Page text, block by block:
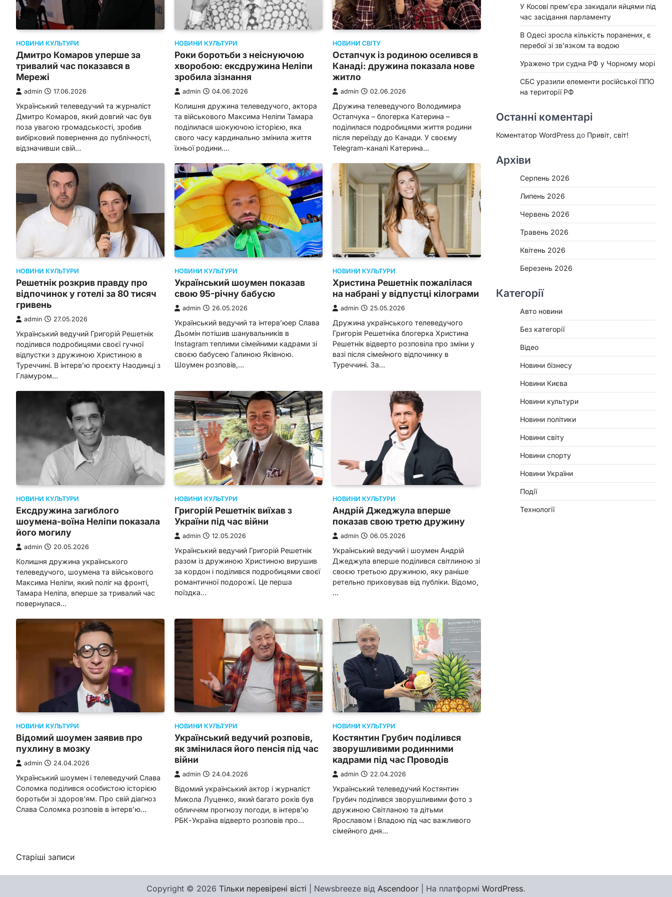
НОВИНИ КУЛЬТУРИ
Дмитро Комаров уперше за
тривалий час показався в
Мережі
admin 17.06.2026
Український телеведучий та журналіст
Дмитро Комаров, який довгий час був
поза увагою громадськості, зробив
вибірковий повернення до публічності,
відзначивши свій…
НОВИНИ КУЛЬТУРИ
Роки боротьби з неіснуючою
хворобою: ексдружина Неліпи
зробила зізнання
admin 04.06.2026
Колишня дружина телеведучого, актора
та військового Максима Неліпи Тамара
поділилася шокуючою історією, яка
свого часу кардинально змінила життя
їхньої родини.…
НОВИНИ СВІТУ
Остапчук із родиною оселився в
Канаді: дружина показала нове
житло
admin 02.06.2026
Дружина телеведучого Володимира
Остапчука – блогерка Катерина –
поділилася подробицями життя родини
після переїзду до Канади. У своєму
Telegram-каналі Катерина…
НОВИНИ КУЛЬТУРИ
Решетнік розкрив правду про
відпочинок у готелі за 80 тисяч
гривень
admin 27.05.2026
Український ведучий Григорій Решетнік
поділився подробицями своєї гучної
відпустки з дружиною Христиною в
Туреччині. В інтерв’ю проєкту Наодинці з
Гламуром…
НОВИНИ КУЛЬТУРИ
Український шоумен показав
свою 95-річну бабусю
admin 26.05.2026
Український ведучий та інтерв’юер Слава
Дьомін потішив шанувальників в
Instagram теплими сімейними кадрами зі
своєю бабусею Галиною Яківною.
Шоумен розповів,…
НОВИНИ КУЛЬТУРИ
Христина Решетнік пожалілася
на набрані у відпустці кілограми
admin 25.05.2026
Дружина українського телеведучого
Григорія Решетніка блогерка Христина
Решетнік відверто розповіла про зміни у
вазі після сімейного відпочинку в
Туреччині. За…
НОВИНИ КУЛЬТУРИ
Ексдружина загиблого
шоумена-воїна Неліпи показала
його могилу
admin 20.05.2026
Колишня дружина українського
телеведучого, шоумена та військового
Максима Неліпи, який поліг на фронті,
Тамара Неліпа, вперше за тривалий час
повернулася…
НОВИНИ КУЛЬТУРИ
Григорій Решетнік виїхав з
України під час війни
admin 12.05.2026
Український ведучий Григорій Решетнік
разом із дружиною Христиною вирушив
за кордон і поділився подробицями своєї
романтичної подорожі. Це перша
поїздка…
НОВИНИ КУЛЬТУРИ
Андрій Джеджула вперше
показав свою третю дружину
admin 06.05.2026
Український ведучий і шоумен Андрій
Джеджула вперше поділився світлиною зі
своєю третьою дружиною, яку раніше
ретельно приховував від публіки. Відомо,
…
НОВИНИ КУЛЬТУРИ
Відомий шоумен заявив про
пухлину в мозку
admin 24.04.2026
Український шоумен і телеведучий Слава
Соломка поділився особистою історією
боротьби зі здоров’ям. Про свій діагноз
Слава Соломка розповів в інтерв’ю…
НОВИНИ КУЛЬТУРИ
Український ведучий розповів,
як змінилася його пенсія під час
війни
admin 24.04.2026
Відомий український актор і журналіст
Микола Луценко, який багато років був
обличчям прогнозу погоди, в інтерв’ю
РБК-Україна відверто розповів про…
НОВИНИ КУЛЬТУРИ
Костянтин Грубич поділився
зворушливими родинними
кадрами під час Проводів
admin 22.04.2026
Український телеведучий Костянтин
Грубич поділився зворушливими фото з
дружиною Світланою та дітьми
Ярославом і Владою під час важливого
сімейного дня…
Навігація
за
Старіші записи
У Косові прем’єра закидали яйцями під
час засідання парламенту
В Одесі зросла кількість поранених, є
перебої зі зв’язком та водою
Уражено три судна РФ у Чорному морі
СБС уразили елементи російської ППО
на території РФ
Останні коментарі
Коментатор WordPress до Привіт, світ!
Архіви
Серпень 2026
Липень 2026
Червень 2026
Травень 2026
Квітень 2026
Березень 2026
Категорії
Авто новини
Без категорії
Відео
Новини бізнесу
Новини Києва
Новини культури
Новини політики
Новини світу
Новини спорту
Новини України
Події
Технології
Copyright © 2026 Тільки перевірені вісті | Newsbreeze від Ascendoor | На платформі WordPress.